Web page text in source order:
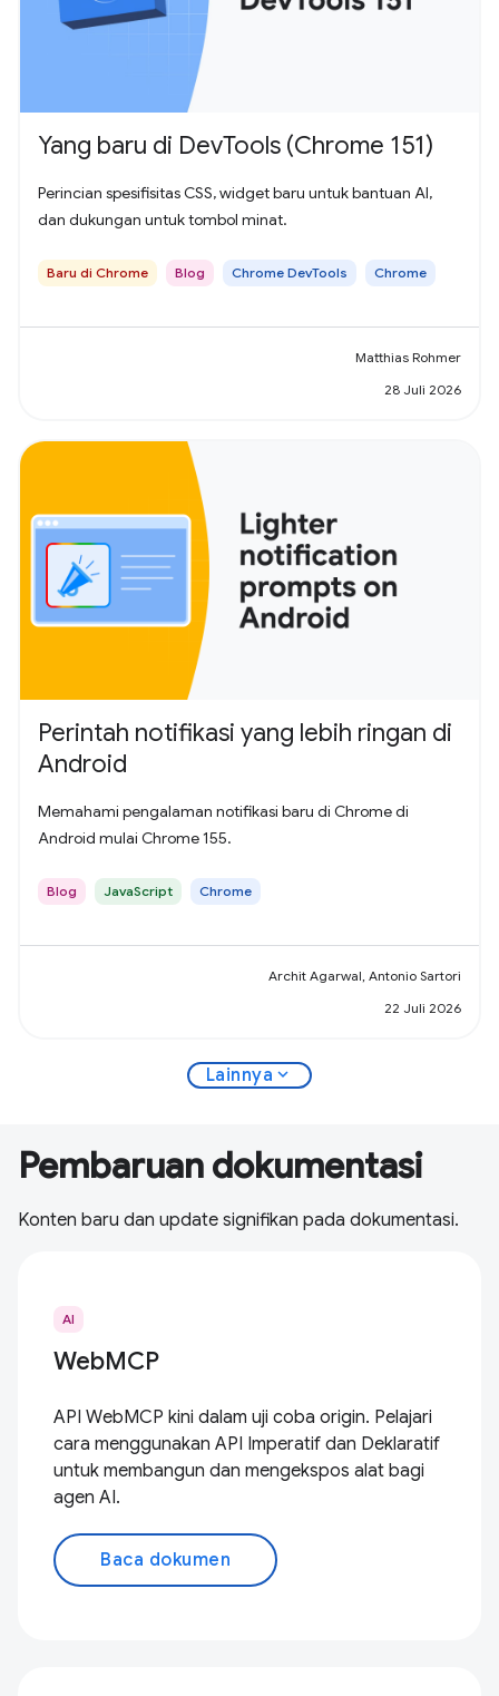
Yang baru di DevTools (Chrome 151)
Perincian spesifisitas CSS, widget baru untuk bantuan AI,
dan dukungan untuk tombol minat.
Baru di Chrome Blog Chrome DevTools Chrome
Matthias Rohmer
28 Juli 2026
Perintah notifikasi yang lebih ringan di
Android
Memahami pengalaman notifikasi baru di Chrome di
Android mulai Chrome 155.
Blog JavaScript Chrome
Archit Agarwal, Antonio Sartori
22 Juli 2026
Lainnya expand_more
Pembaruan dokumentasi
Konten baru dan update signifikan pada dokumentasi.
AI
WebMCP
API WebMCP kini dalam uji coba origin. Pelajari
cara menggunakan API Imperatif dan Deklaratif
untuk membangun dan mengekspos alat bagi
agen AI.
Baca dokumen